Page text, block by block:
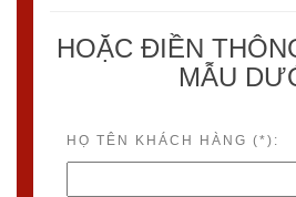
HOẶC ĐIỀN
MẪU
HỌ TÊN KHÁCH HÀNG (*):